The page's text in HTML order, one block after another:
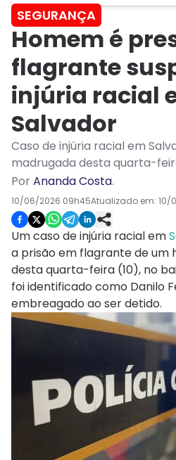
SEGURANÇA
Homem é
flagrante
injúria racial
Salvador
Caso de injúria racial em
madrugada desta quarta-
PorAnanda Costa.
10/06/2026 09h45Atualizado em: 10/
Um caso de injúria racial em
a prisão em flagrante de um
desta quarta-feira (10), no
foi identificado como Danilo
embreagado ao ser detido.